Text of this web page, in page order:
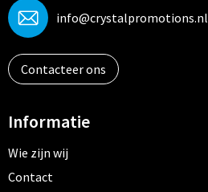
info@crystalpromotions.nl
Contacteer ons
Informatie
Wie zijn wij
Contact